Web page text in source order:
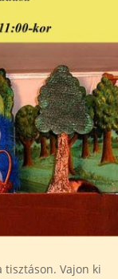
tisztáson. Vajon ki